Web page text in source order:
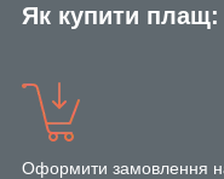
Як купити плащ:
Оформити замовлення